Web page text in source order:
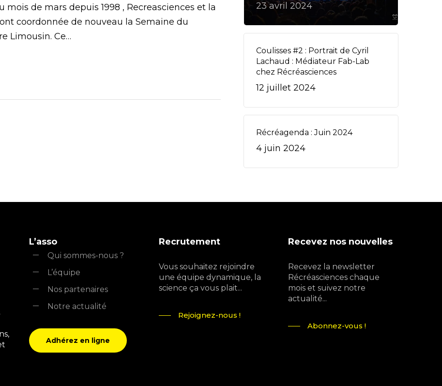
mois de mars depuis 1998 , Recreasciences et la
coordonnée de nouveau la Semaine du
Limousin. Ce…
23 avril 2024
Coulisses #2 : Portrait de Cyril
Lachaud : Médiateur Fab-Lab
chez Récréasciences
12 juillet 2024
Récréagenda : Juin 2024
4 juin 2024
L’asso
Qui sommes-nous ?
L’équipe
Nos partenaires
Notre actualité
Adhérez en ligne
Recrutement
Vous souhaitez rejoindre
une équipe dynamique, la
science ça vous plait...
Rejoignez-nous !
Recevez nos nouvelles
Recevez la newsletter
Récréasciences chaque
mois et suivez notre
actualité...
Abonnez-vous !